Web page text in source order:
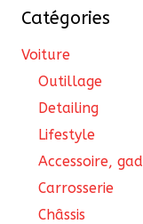
Catégories
Voiture
Outillage
Detailing
Lifestyle
Accessoire,
Carrosserie
Châssis